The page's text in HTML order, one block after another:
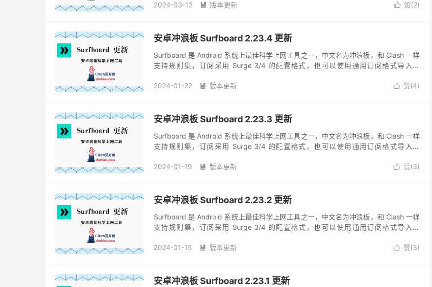
 赞(2)
2024-03-12  版本更新
安卓冲浪板 Surfboard 2.23.4 更新
Surfboard 是 Android 系统上最佳科学上网工具之一，中文名为冲浪板，和 Clash 一样
支持规则集，订阅采用 Surge 3/4 的配置格式，也可以使用通用订阅格式导入。
 赞(4)
2024-01-22  版本更新
安卓冲浪板 Surfboard 2.23.3 更新
Surfboard 是 Android 系统上最佳科学上网工具之一，中文名为冲浪板，和 Clash 一样
支持规则集，订阅采用 Surge 3/4 的配置格式，也可以使用通用订阅格式导入。
 赞(3)
2024-01-19  版本更新
安卓冲浪板 Surfboard 2.23.2 更新
Surfboard 是 Android 系统上最佳科学上网工具之一，中文名为冲浪板，和 Clash 一样
支持规则集，订阅采用 Surge 3/4 的配置格式，也可以使用通用订阅格式导入。
 赞(3)
2024-01-15  版本更新
安卓冲浪板 Surfboard 2.23.1 更新